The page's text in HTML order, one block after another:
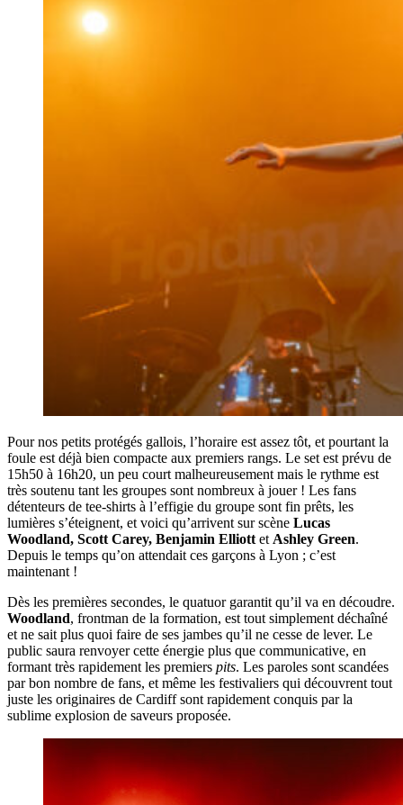
Pour nos petits protégés gallois, l’horaire est assez tôt, et pourtant la
foule est déjà bien compacte aux premiers rangs. Le set est prévu de
15h50 à 16h20, un peu court malheureusement mais le rythme est
très soutenu tant les groupes sont nombreux à jouer ! Les fans
détenteurs de tee-shirts à l’effigie du groupe sont fin prêts, les
lumières s’éteignent, et voici qu’arrivent sur scène Lucas
Woodland, Scott Carey, Benjamin Elliott et Ashley Green.
Depuis le temps qu’on attendait ces garçons à Lyon ; c’est
maintenant !
Dès les premières secondes, le quatuor garantit qu’il va en découdre.
Woodland, frontman de la formation, est tout simplement déchaîné
et ne sait plus quoi faire de ses jambes qu’il ne cesse de lever. Le
public saura renvoyer cette énergie plus que communicative, en
formant très rapidement les premiers pits. Les paroles sont scandées
par bon nombre de fans, et même les festivaliers qui découvrent tout
juste les originaires de Cardiff sont rapidement conquis par la
sublime explosion de saveurs proposée.